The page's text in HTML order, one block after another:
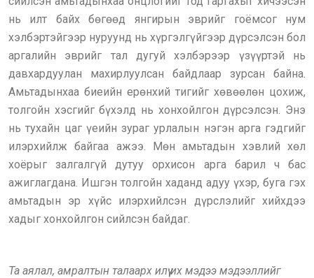
нь илт байх бөгөөд янгирын эврийг гоёмсог нум
хэлбэртэйгээр нуруунд нь хүргэлгүйгээр дүрсэлсэн бол
аргалийн эврийг тал дугуй хэлбэрээр үзүүртэй нь
давхардуулан махирлуулсан байдлаар зурсан байна.
Амьтадынхаа биеийн ерөнхий тигийг хөвөөлөн цохиж,
толгойн хэсгийг бүхэлд нь хонхойлгон дүрсэлсэн. Энэ
нь тухайн цаг үеийн зураг урлалын нэгэн арга гэдгийг
илэрхийлж байгаа ажээ. Мөн амьтадын хэвлий хөл
хоёрыг залгалгүй дутуу орхисон арга барил ч бас
ажиглагдана. Ишгэн толгойн хаданд адуу үхэр, буга гэх
амьтадын эр хүйс илэрхийлсэн дүрслэлийг хийхдээ
хадыг хонхойлгон сийлсэн байдаг.
Та аялал, амралтын талаарх илүү их мэдээ мэдээллийг